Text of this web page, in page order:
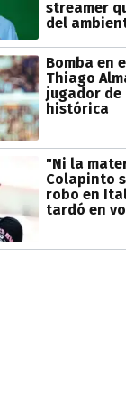
streamer
del
Bomba en
Thiago
jugador de
histórica
"Ni la
Colapinto
robo en
tardó en